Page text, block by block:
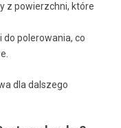
z powierzchni, które
do polerowania, co
dla dalszego